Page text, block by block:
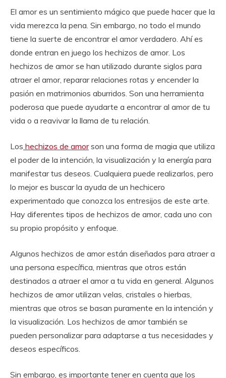
El amor es un sentimiento mágico que puede hacer que la
vida merezca la pena. Sin embargo, no todo el mundo
tiene la suerte de encontrar el amor verdadero. Ahí es
donde entran en juego los hechizos de amor. Los
hechizos de amor se han utilizado durante siglos para
atraer el amor, reparar relaciones rotas y encender la
pasión en matrimonios aburridos. Son una herramienta
poderosa que puede ayudarte a encontrar al amor de tu
vida o a reavivar la llama de tu relación.
Los hechizos de amorson una forma de magia que utiliza
el poder de la intención, la visualización y la energía para
manifestar tus deseos. Cualquiera puede realizarlos, pero
lo mejor es buscar la ayuda de un hechicero
experimentado que conozca los entresijos de este arte.
Hay diferentes tipos de hechizos de amor, cada uno con
su propio propósito y enfoque.
Algunos hechizos de amor están diseñados para atraer a
una persona específica, mientras que otros están
destinados a atraer el amor a tu vida en general. Algunos
hechizos de amor utilizan velas, cristales o hierbas,
mientras que otros se basan puramente en la intención y
la visualización. Los hechizos de amor también se
pueden personalizar para adaptarse a tus necesidades y
deseos específicos.
Sin embargo, es importante tener en cuenta que los